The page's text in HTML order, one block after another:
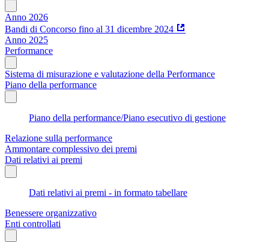
Anno 2026
Bandi di Concorso fino al 31 dicembre 2024
Anno 2025
Performance
Sistema di misurazione e valutazione della Performance
Piano della performance
Piano della performance/Piano esecutivo di gestione
Relazione sulla performance
Ammontare complessivo dei premi
Dati relativi ai premi
Dati relativi ai premi - in formato tabellare
Benessere organizzativo
Enti controllati